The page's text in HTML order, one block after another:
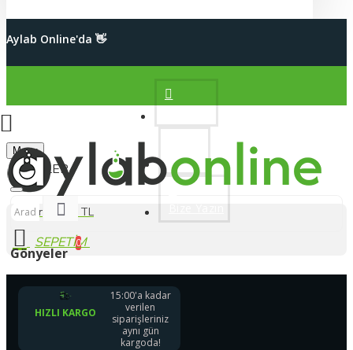
Aylab Online'da 👋
Siparişleriniz Hızlı Kargoda
Üye Ol
Menu
0 ürün - 0,00 TL
0
Gönyeler
HIZLI KARGO
15:00'a kadar
verilen
siparişleriniz
aynı gün
kargoda!